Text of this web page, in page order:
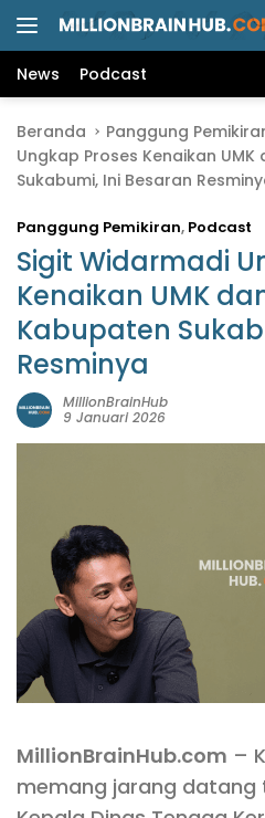
News Podcast
Beranda Panggung
Ungkap Proses Kenaikan
Sukabumi, Ini Besaran
Panggung Pemikiran, Podcast
Sigit Widarmadi
Kenaikan UMK
Kabupaten
Resminya
MillionBrainHub
9 Januari 2026
MillionBrainHub.com –
memang jarang datang